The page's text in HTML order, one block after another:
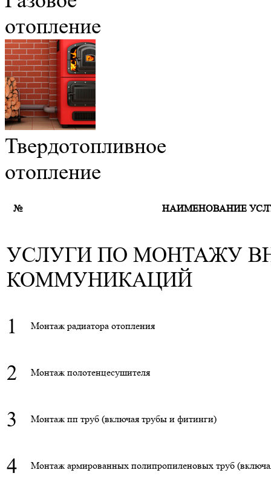
отопление
Твердотопливное
отопление
№ НАИМЕНОВАНИЕ
УСЛУГИ ПО МОНТАЖУ
КОММУНИКАЦИЙ
1
Монтаж радиатора отопления
2 Монтаж полотенцесушителя
3 Монтаж пп труб (включая трубы и фитинги)
4 Монтаж армированных полипропиленовых труб